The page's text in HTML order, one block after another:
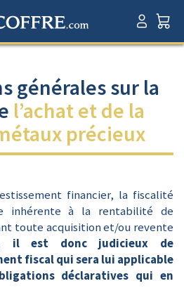
générales sur la
l’achat et de la
précieux
financier, la fiscalité
inhérente à la rentabilité de
toute acquisition et/ou revente
il est donc judicieux de
fiscal qui sera lui applicable
déclaratives qui en